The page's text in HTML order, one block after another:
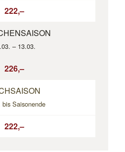
222,–
– 13.03.
226,–
bis Saisonende
222,–